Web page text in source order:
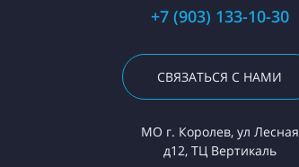
+7 (903) 133-10-30
СВЯЗАТЬСЯ С НАМИ
МО г. Королев, ул Лесная
д12, ТЦ Вертикаль